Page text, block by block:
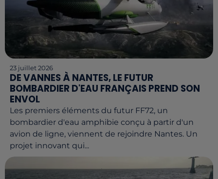
23 juillet 2026
DE VANNES À NANTES, LE FUTUR
BOMBARDIER D'EAU FRANÇAIS PREND SON
ENVOL
Les premiers éléments du futur FF72, un
bombardier d'eau amphibie conçu à partir d'un
avion de ligne, viennent de rejoindre Nantes. Un
projet innovant qui...